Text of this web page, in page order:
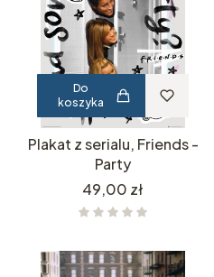
Do
koszyka
Plakat z serialu, Friends -
Party
Cena
49,00 zł